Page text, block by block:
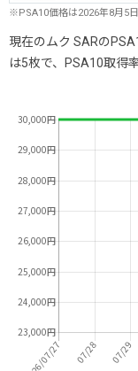
※PSA10価格は2026年8月5
現在のムク SARの
は5枚で、PSA10取得